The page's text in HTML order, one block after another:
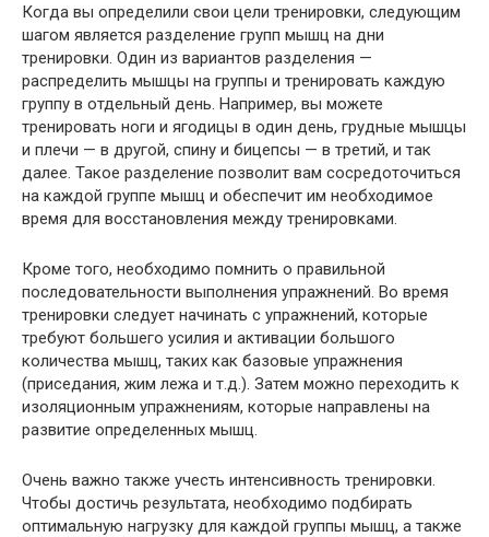
Когда вы определили свои цели тренировки, следующим
шагом является разделение групп мышц на дни
тренировки. Один из вариантов разделения —
распределить мышцы на группы и тренировать каждую
группу в отдельный день. Например, вы можете
тренировать ноги и ягодицы в один день, грудные мышцы
и плечи — в другой, спину и бицепсы — в третий, и так
далее. Такое разделение позволит вам сосредоточиться
на каждой группе мышц и обеспечит им необходимое
время для восстановления между тренировками.
Кроме того, необходимо помнить о правильной
последовательности выполнения упражнений. Во время
тренировки следует начинать с упражнений, которые
требуют большего усилия и активации большого
количества мышц, таких как базовые упражнения
(приседания, жим лежа и т.д.). Затем можно переходить к
изоляционным упражнениям, которые направлены на
развитие определенных мышц.
Очень важно также учесть интенсивность тренировки.
Чтобы достичь результата, необходимо подбирать
оптимальную нагрузку для каждой группы мышц, а также